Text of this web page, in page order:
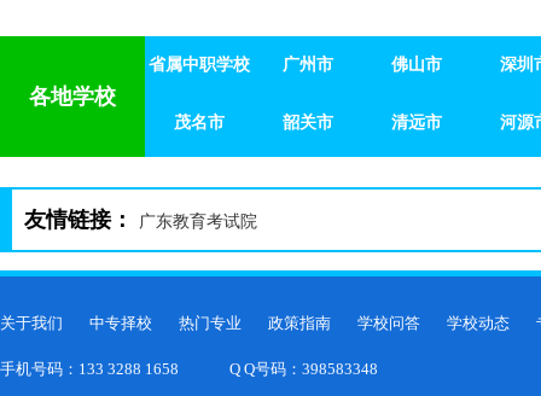
各地学校
省属中职学校 广州市 佛山市 深圳
茂名市
茂名市
韶关市
韶关市
清远市
清远市
河源
河源
友情链接： 广东教育考试院
关于我们 中专择校 热门专业 政策指南 学校问答 学校动态
手机号码：133 3288 1658 Q Q号码：398583348